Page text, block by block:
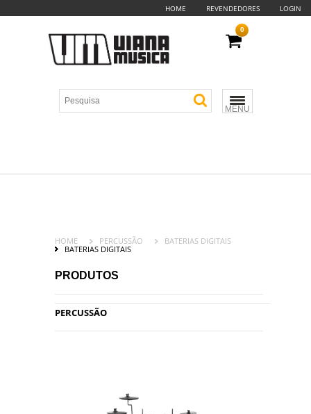
HOME REVENDEDORES LOGIN
MENU
0
HOME PERCUSSÃO
BATERIAS DIGITAIS
BATERIAS DIGITAIS
PRODUTOS
PERCUSSÃO